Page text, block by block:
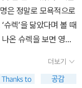
보기 시작했어요. 그
에도 자주 봤어요. ★
돼지가 되어가고 집
★★터널-남매가 갈등
하는 것★겁쟁이 빌리
2. 존 버
은 정말로 모욕적으로
렉’을 닮았다며 볼 때
온 슈렉을 보면 영화
괴물 중에 가장 못생
다. 고백하자면 거울
더보기